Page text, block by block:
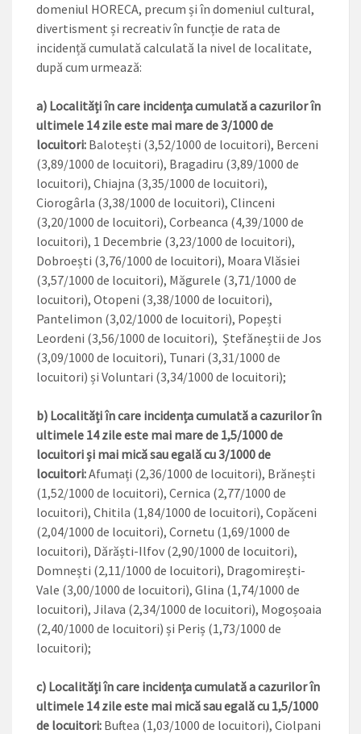
domeniul HORECA, precum și în domeniul cultural,
divertisment și recreativ în funcție de rata de
incidență cumulată calculată la nivel de localitate,
după cum urmează:
a) Localități în care incidența cumulată a cazurilor în
ultimele 14 zile este mai mare de 3/1000 de
locuitori: Balotești (3,52/1000 de locuitori), Berceni
(3,89/1000 de locuitori), Bragadiru (3,89/1000 de
locuitori), Chiajna (3,35/1000 de locuitori),
Ciorogârla (3,38/1000 de locuitori), Clinceni
(3,20/1000 de locuitori), Corbeanca (4,39/1000 de
locuitori), 1 Decembrie (3,23/1000 de locuitori),
Dobroești (3,76/1000 de locuitori), Moara Vlăsiei
(3,57/1000 de locuitori), Măgurele (3,71/1000 de
locuitori), Otopeni (3,38/1000 de locuitori),
Pantelimon (3,02/1000 de locuitori), Popești
Leordeni (3,56/1000 de locuitori), Ștefăneștii de Jos
(3,09/1000 de locuitori), Tunari (3,31/1000 de
locuitori) și Voluntari (3,34/1000 de locuitori);
b) Localități în care incidența cumulată a cazurilor în
ultimele 14 zile este mai mare de 1,5/1000 de
locuitori și mai mică sau egală cu 3/1000 de
locuitori:Afumați (2,36/1000 de locuitori), Brănești
(1,52/1000 de locuitori), Cernica (2,77/1000 de
locuitori), Chitila (1,84/1000 de locuitori), Copăceni
(2,04/1000 de locuitori), Cornetu (1,69/1000 de
locuitori), Dărăști-Ilfov (2,90/1000 de locuitori),
Domnești (2,11/1000 de locuitori), Dragomirești-
Vale (3,00/1000 de locuitori), Glina (1,74/1000 de
locuitori), Jilava (2,34/1000 de locuitori), Mogoșoaia
(2,40/1000 de locuitori) și Periș (1,73/1000 de
locuitori);
c) Localități în care incidența cumulată a cazurilor în
ultimele 14 zile este mai mică sau egală cu 1,5/1000
de locuitori: Buftea (1,03/1000 de locuitori), Ciolpani